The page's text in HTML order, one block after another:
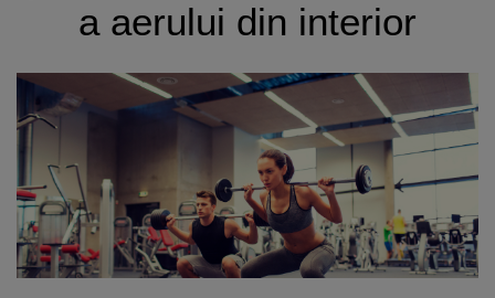
a aerului din interior